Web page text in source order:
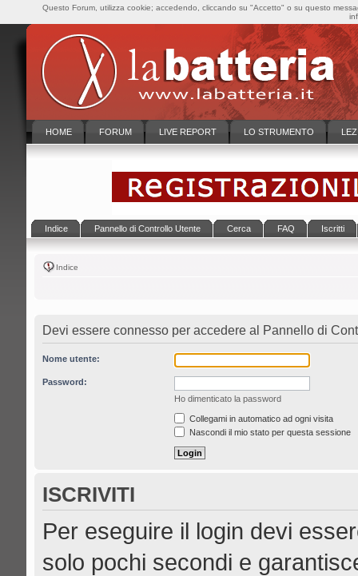
HOME FORUM LIVE REPORT LO STRUMENTO
Indice Pannello di Controllo Utente Cerca FAQ Iscritti
Indice
Devi essere connesso per accedere al Pannello di
Nome utente:
Password:
Ho dimenticato la password
Collegami in automatico ad ogni visita
Nascondi il mio stato per questa sessione
ISCRIVITI
Per eseguire il login devi
solo pochi secondi e
Questo Forum, utilizza cookie; accedendo, cliccando su "Accetto" o su questo